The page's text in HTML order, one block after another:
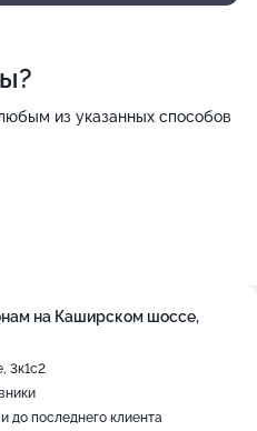
из указанных способов
на Каширском шоссе,
3к1с2
до последнего клиента